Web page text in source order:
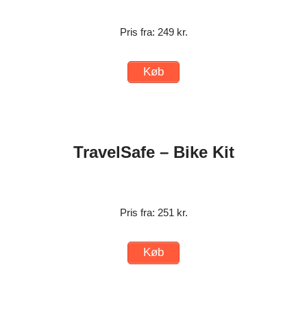
Pris fra: 249 kr.
Køb
TravelSafe – Bike Kit
Pris fra: 251 kr.
Køb